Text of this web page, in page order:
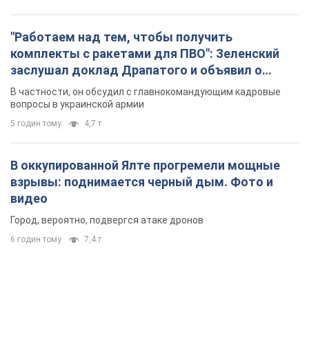
"Работаем над тем, чтобы получить
комплекты с ракетами для ПВО": Зеленский
заслушал доклад Драпатого и объявил о
новых мерах
В частности, он обсудил с главнокомандующим кадровые
вопросы в украинской армии
5 годин тому 4,7 т.
В оккупированной Ялте прогремели мощные
взрывы: поднимается черный дым. Фото и
видео
Город, вероятно, подвергся атаке дронов
6 годин тому 7,4 т.